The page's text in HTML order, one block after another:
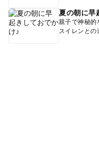
夏の朝に早
親子で神秘的
スイレンと